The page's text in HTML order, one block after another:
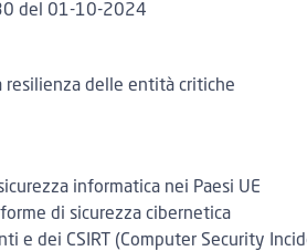
del 01-10-2024
resilienza delle entità critiche
informatica nei Paesi UE
di sicurezza cibernetica
e dei CSIRT
(Computer Security